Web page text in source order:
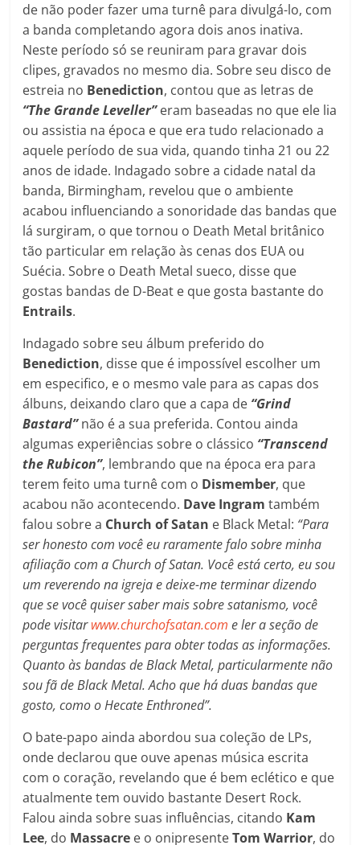
de não poder fazer uma turnê para divulgá-lo, com
a banda completando agora dois anos inativa.
Neste período só se reuniram para gravar dois
clipes, gravados no mesmo dia. Sobre seu disco de
estreia no Benediction, contou que as letras de
“The Grande Leveller”eram baseadas no que ele lia
ou assistia na época e que era tudo relacionado a
aquele período de sua vida, quando tinha 21 ou 22
anos de idade. Indagado sobre a cidade natal da
banda, Birmingham, revelou que o ambiente
acabou influenciando a sonoridade das bandas que
lá surgiram, o que tornou o Death Metal britânico
tão particular em relação às cenas dos EUA ou
Suécia. Sobre o Death Metal sueco, disse que
gostas bandas de D-Beat e que gosta bastante do
Entrails.
Indagado sobre seu álbum preferido do
Benediction, disse que é impossível escolher um
em especifico, e o mesmo vale para as capas dos
álbuns, deixando claro que a capa de “Grind
Bastard”não é a sua preferida. Contou ainda
algumas experiências sobre o clássico “Transcend
the Rubicon”, lembrando que na época era para
terem feito uma turnê com o Dismember, que
acabou não acontecendo. Dave Ingramtambém
falou sobre a Church of Satan e Black Metal: “Para
ser honesto com você eu raramente falo sobre minha
afiliação com a Church of Satan. Você está certo, eu sou
um reverendo na igreja e deixe-me terminar dizendo
que se você quiser saber mais sobre satanismo, você
pode visitarwww.churchofsatan.com e ler a seção de
perguntas frequentes para obter todas as informações.
Quanto às bandas de Black Metal, particularmente não
sou fã de Black Metal. Acho que há duas bandas que
gosto, como o Hecate Enthroned”.
O bate-papo ainda abordou sua coleção de LPs,
onde declarou que ouve apenas música escrita
com o coração, revelando que é bem eclético e que
atualmente tem ouvido bastante Desert Rock.
Falou ainda sobre suas influências, citando Kam
Lee, do Massacre e o onipresenteTom Warrior, do